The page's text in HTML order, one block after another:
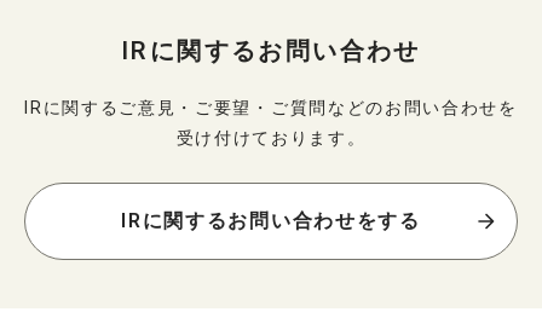
IRに関するお問い合わせ
IRに関するご意見・ご要望・ご質問などのお問い合わせを
受け付けております。
IRに関するお問い合わせをする